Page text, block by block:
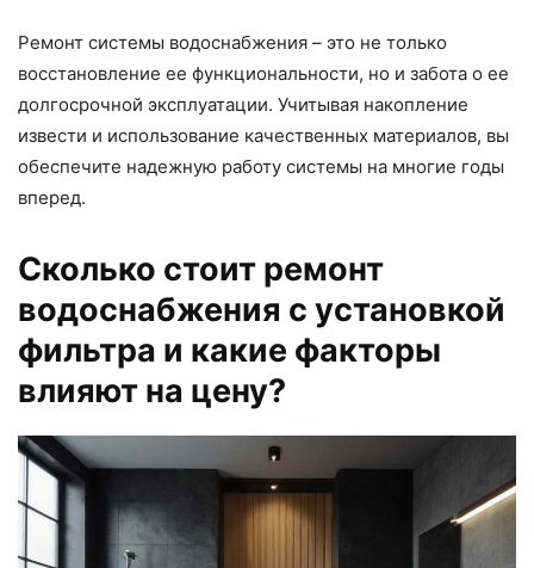
Ремонт системы водоснабжения – это не только
восстановление ее функциональности, но и забота о ее
долгосрочной эксплуатации. Учитывая накопление
извести и использование качественных материалов, вы
обеспечите надежную работу системы на многие годы
вперед.
Сколько стоит ремонт
водоснабжения с установкой
фильтра и какие факторы
влияют на цену?